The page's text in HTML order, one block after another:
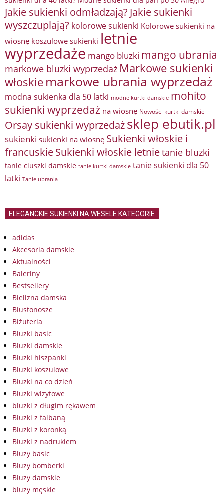
Jakie sukienki odmładzają? Jakie sukienki
wyszczuplają? kolorowe sukienki Kolorowe sukienki na
wiosnę koszulowe sukienki letnie
wyprzedaże mango bluzki mango ubrania
markowe bluzki wyprzedaż Markowe sukienki
włoskie markowe ubrania wyprzedaż
modna sukienka dla 50 latki modne kurtki damskie mohito
sukienki wyprzedaż na wiosnę Nowości kurtki damskie
Orsay sukienki wyprzedażsklep ebutik.pl
sukienki sukienki na wiosnę Sukienki włoskie i
francuskieSukienki włoskie letnietanie bluzki
tanie ciuszki damskie tanie kurtki damskie tanie sukienki dla 50
latki Tanie ubrania
ELEGANCKIE SUKIENKI NA WESELE KATEGORIE
adidas
Akcesoria damskie
Aktualności
Baleriny
Bestsellery
Bielizna damska
Biustonosze
Biżuteria
Bluzki basic
Bluzki damskie
Bluzki hiszpanki
Bluzki koszulowe
Bluzki na co dzień
Bluzki wizytowe
bluzki z długim rękawem
Bluzki z falbaną
Bluzki z koronką
Bluzki z nadrukiem
Bluzy basic
Bluzy bomberki
Bluzy damskie
bluzy męskie